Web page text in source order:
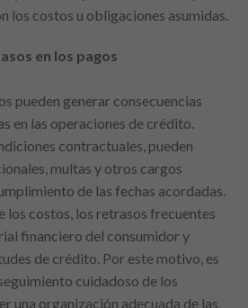
los costos u obligaciones asumidas.
en los pagos
pueden generar consecuencias
en las operaciones de crédito.
contractuales, pueden
multas y otros cargos
de las fechas acordadas.
los costos, los retrasos frecuentes
financiero del consumidor y
de crédito. Por este motivo, es
cuidadoso de los
una organización adecuada de las